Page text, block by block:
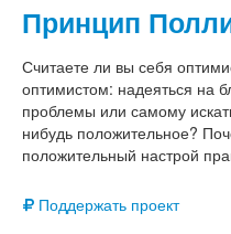
Принцип
Считаете ли вы себя
оптимистом: надеяться на
проблемы или самому
нибудь положительное?
положительный настрой
Поддержать проект